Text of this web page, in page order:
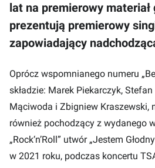
lat na premierowy materiał
prezentują premierowy
zapowiadający
Oprócz wspomnianego numeru
składzie: Marek Piekarczyk, Stefan
Mąciwoda i Zbigniew Kraszewski,
również pochodzący z wydanego
„Rock‘n’Roll” utwór „Jestem
w 2021 roku, podczas koncertu